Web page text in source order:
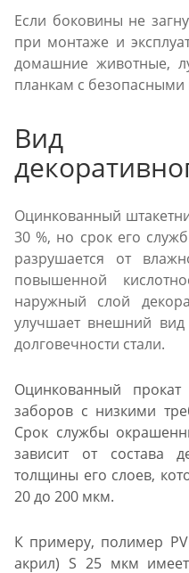
Если боковины не
при монтаже и
домашние животные,
планкам с
Вид
Оцинкованный
30 %, но срок его
разрушается от
повышенной
наружный слой
улучшает внешний
долговечности стали.
Оцинкованный
заборов с низкими
Срок службы
зависит от состава
толщины его слоев,
20 до 200 мкм.
К примеру, полимер
акрил) S 25 мкм